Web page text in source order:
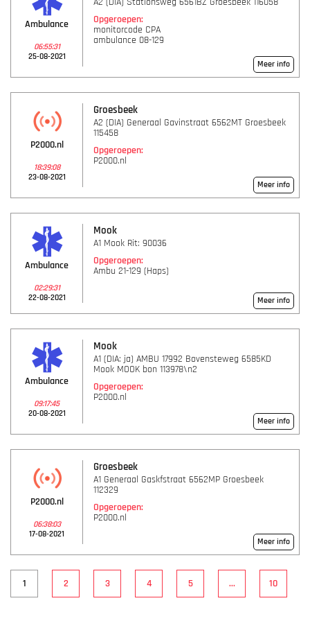
Ambulance
06:55:31
25-08-2021
Opgeroepen:
monitorcode CPA
ambulance 08-129
Meer info
P2000.nl
18:39:08
23-08-2021
Groesbeek
A2 (DIA) Generaal Gavinstraat 6562MT Groesbeek
115458
Opgeroepen:
P2000.nl
Meer info
Ambulance
02:29:31
22-08-2021
Mook
A1 Mook Rit: 90036
Opgeroepen:
Ambu 21-129 (Haps)
Meer info
Ambulance
09:17:45
20-08-2021
Mook
A1 (DIA: ja) AMBU 17992 Bovensteweg 6585KD
Mook MOOK bon 113978\n2
Opgeroepen:
P2000.nl
Meer info
P2000.nl
06:38:03
17-08-2021
Groesbeek
A1 Generaal Gaskfstraat 6562MP Groesbeek
112329
Opgeroepen:
P2000.nl
Meer info
1 2 3 4 5 ... 10